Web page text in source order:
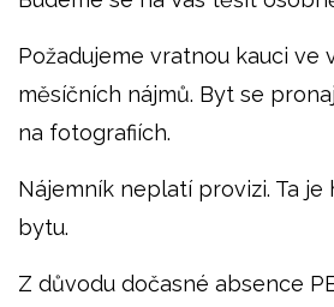
Požadujeme vratnou kauci ve
měsíčních nájmů. Byt se
na fotografiích.
Nájemník neplatí provizi. Ta je
bytu.
Z důvodu dočasné absence